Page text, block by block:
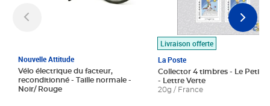
Nouvelle Attitude
Vélo électrique du facteur,
reconditionné - Taille normale -
Noir/ Rouge
Livraison offerte
La Poste
Collector 4 timbres - Le Petit
- Lettre Verte
20g / France